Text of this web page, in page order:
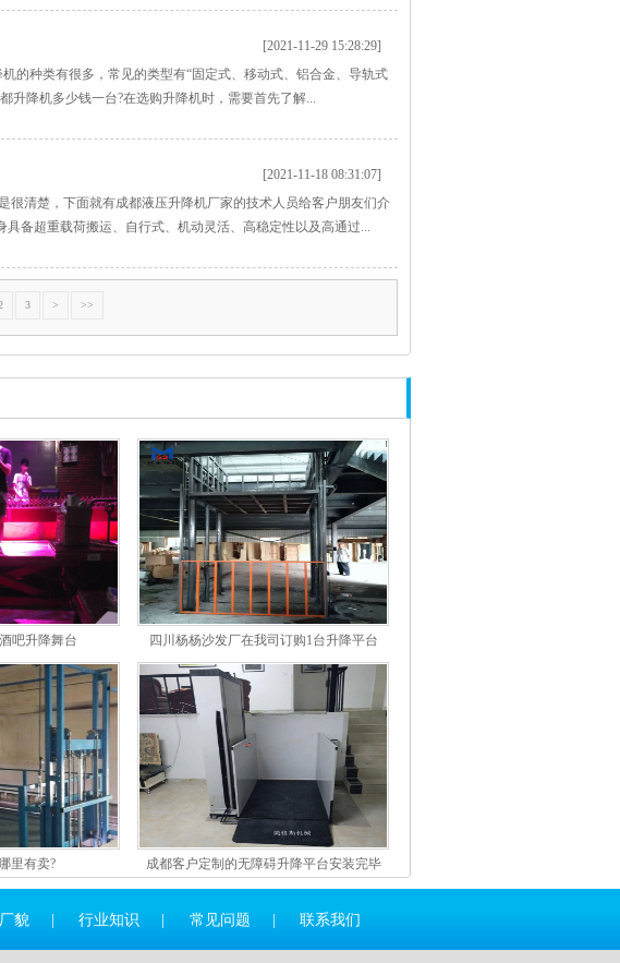
[2021-11-29 15:28:29]
的种类有很多，常见的类型有“固定式、移动式、铝合金、导轨式
降机多少钱一台?在选购升降机时，需要首先了解...
[2021-11-18 08:31:07]
很清楚，下面就有成都液压升降机厂家的技术人员给客户朋友们介
备超重载荷搬运、自行式、机动灵活、高稳定性以及高通过...
3 > >>
吧升降舞台 四川杨杨沙发厂在我司订购1台升降平台
里有卖? 成都客户定制的无障碍升降平台安装完毕
貌 行业知识 常见问题 联系我们